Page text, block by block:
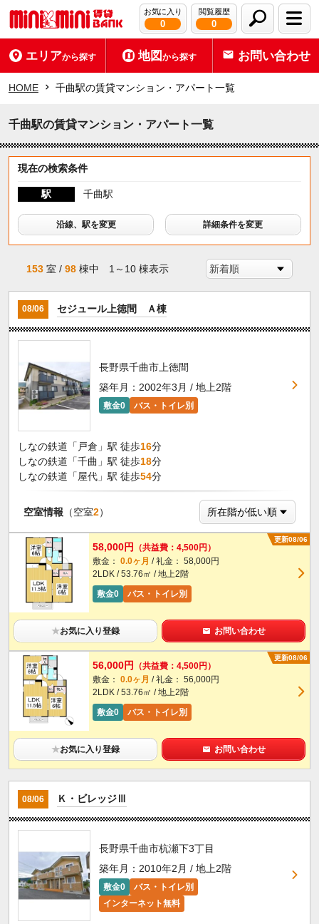
お気に入り
0
閲覧履歴
0
エリアから探す 地図から探す お問い合わせ
HOME 千曲駅の賃貸マンション・アパート一覧
千曲駅の賃貸マンション・アパート一覧
現在の検索条件
駅 千曲駅
沿線、駅を変更 詳細条件を変更
153 室 /98 棟中 1～10 棟表示
08/06 セジュール上徳間 Ａ棟
長野県千曲市上徳間
築年月：2002年3月 / 地上2階
敷金0 バス・トイレ別
しなの鉄道「戸倉」駅 徒歩16分
しなの鉄道「千曲」駅 徒歩18分
しなの鉄道「屋代」駅 徒歩54分
空室情報 （空室2）
更新08/06
58,000円
（共益費：4,500円）
敷金： 0.0ヶ月 / 礼金： 58,000円
2LDK / 53.76㎡ / 地上2階
敷金0
バス・トイレ別
★お気に入り登録 お問い合わせ
更新08/06
56,000円
（共益費：4,500円）
敷金： 0.0ヶ月 / 礼金： 56,000円
2LDK / 53.76㎡ / 地上2階
敷金0
バス・トイレ別
★お気に入り登録 お問い合わせ
08/06 Ｋ・ビレッジⅢ
長野県千曲市杭瀬下3丁目
築年月：2010年2月 / 地上2階
敷金0
バス・トイレ別
インターネット無料